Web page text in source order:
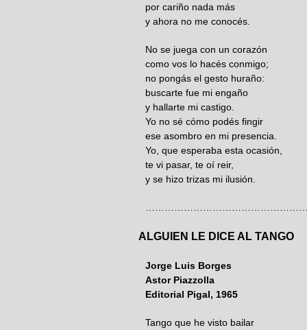
por cariño nada más
y ahora no me conocés.
No se juega con un corazón
como vos lo hacés conmigo;
no pongás el gesto huraño:
buscarte fue mi engaño
y hallarte mi castigo.
Yo no sé cómo podés fingir
ese asombro en mi presencia.
Yo, que esperaba esta ocasión,
te vi pasar, te oí
y se hizo trizas mi ilusión.
ALGUIEN LE DICE AL TANGO
Jorge Luis Borges
Astor Piazzolla
Editorial Pigal, 1965
Tango que he visto bailar